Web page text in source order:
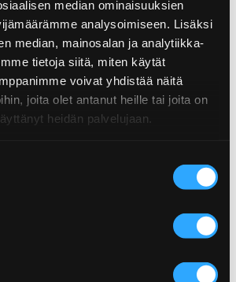
median ominaisuuksien
analysoimiseen. Lisäksi
median, mainosalan ja analytiikka-
tietoja siitä, miten käytät
voivat yhdistää näitä
joita olet antanut heille tai joita on
heidän palvelujaan.
SMOKY APPLE -GRILLIKASTIKE